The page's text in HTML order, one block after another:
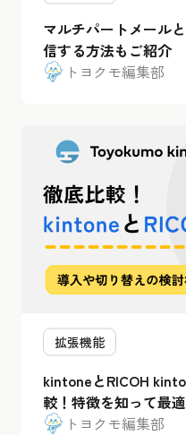
マルチパートメール
信する方法もご紹介
トヨクモ編集部
拡張機能
kintoneとRICOH
較！特徴を知って最
トヨクモ編集部